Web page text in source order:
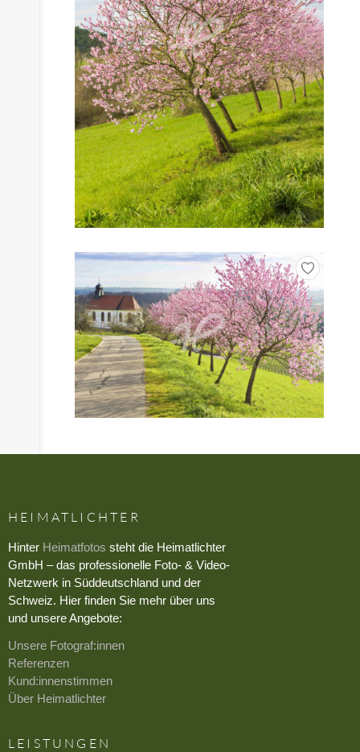
HEIMATLICHTER
Hinter Heimatfotos steht die Heimatlichter
GmbH – das professionelle Foto- & Video-
Netzwerk in Süddeutschland und der
Schweiz. Hier finden Sie mehr über uns
und unsere Angebote:
Unsere Fotograf:innen
Referenzen
Kund:innenstimmen
Über Heimatlichter
LEISTUNGEN